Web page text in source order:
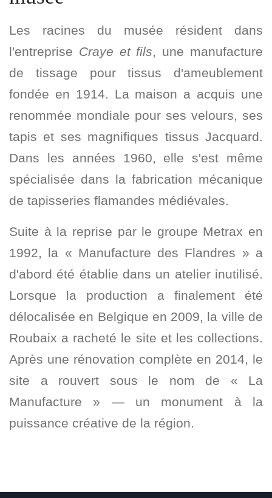
Les racines du musée résident dans
l'entreprise Craye et fils, une manufacture
de tissage pour tissus d'ameublement
fondée en 1914. La maison a acquis une
renommée mondiale pour ses velours, ses
tapis et ses magnifiques tissus Jacquard.
Dans les années 1960, elle s'est même
spécialisée dans la fabrication mécanique
de tapisseries flamandes médiévales.
Suite à la reprise par le groupe Metrax en
1992, la « Manufacture des Flandres » a
d'abord été établie dans un atelier inutilisé.
Lorsque la production a finalement été
délocalisée en Belgique en 2009, la ville de
Roubaix a racheté le site et les collections.
Après une rénovation complète en 2014, le
site a rouvert sous le nom de « La
Manufacture » — un monument à la
puissance créative de la région.